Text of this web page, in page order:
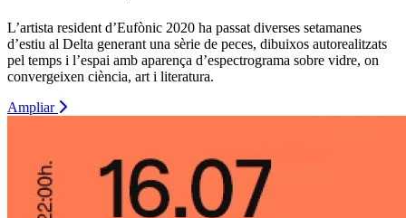
L’artista resident d’Eufònic 2020 ha passat diverses setamanes
d’estiu al Delta generant una sèrie de peces, dibuixos autorealitzats
pel temps i l’espai amb aparença d’espectrograma sobre vidre, on
convergeixen ciència, art i literatura.
Ampliar